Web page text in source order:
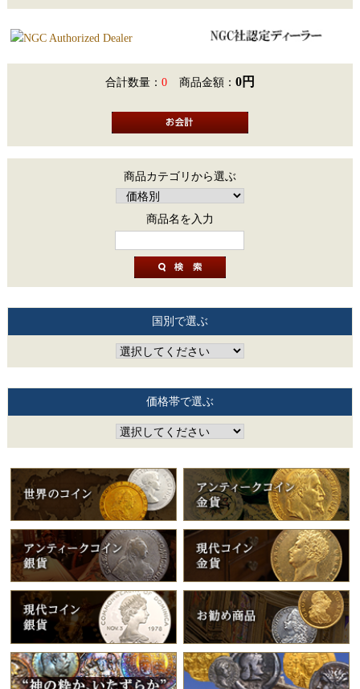
合計数量： 0 商品金額： 0円
商品カテゴリから選ぶ
商品名を入力
国別で選ぶ
価格帯で選ぶ